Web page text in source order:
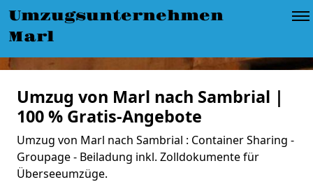
Umzugsunternehmen
Marl
Umzug von Marl nach Sambrial |
100 % Gratis-Angebote
Umzug von Marl nach Sambrial : Container Sharing -
Groupage - Beiladung inkl. Zolldokumente für
Überseeumzüge.